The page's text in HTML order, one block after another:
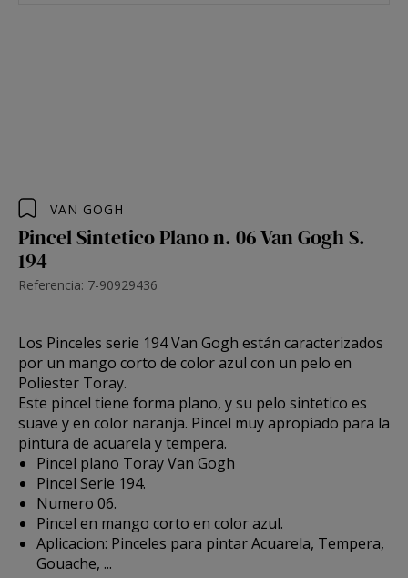
VAN GOGH
Pincel Sintetico Plano n. 06 Van Gogh S.
194
Referencia: 7-90929436
Los Pinceles serie 194 Van Gogh están caracterizados
por un mango corto de color azul con un pelo en
Poliester Toray.
Este pincel tiene forma plano, y su pelo sintetico es
suave y en color naranja. Pincel muy apropiado para la
pintura de acuarela y tempera.
Pincel plano Toray Van Gogh
Pincel Serie 194.
Numero 06.
Pincel en mango corto en color azul.
Aplicacion: Pinceles para pintar Acuarela, Tempera,
Gouache, ...